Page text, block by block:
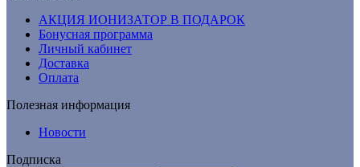
АКЦИЯ ИОНИЗАТОР В ПОДАРОК
Бонусная программа
Личный кабинет
Доставка
Оплата
Полезная информация
Новости
Подписка